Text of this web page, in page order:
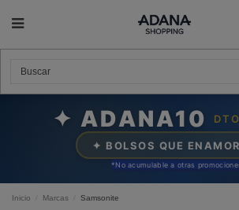
✦ ADANA10 DTO
✦ BOLSOS QUE
*No acumulable a otras
Inicio Marcas Samsonite